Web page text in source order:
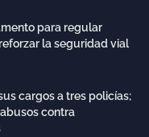
para regular
la seguridad vial
cargos a tres policías;
contra